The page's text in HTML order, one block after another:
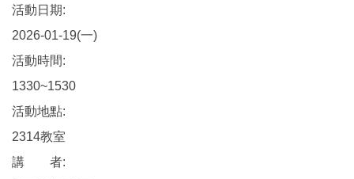
活動日期:
2026-01-19(一)
活動時間:
1330~1530
活動地點:
2314教室
講 者: